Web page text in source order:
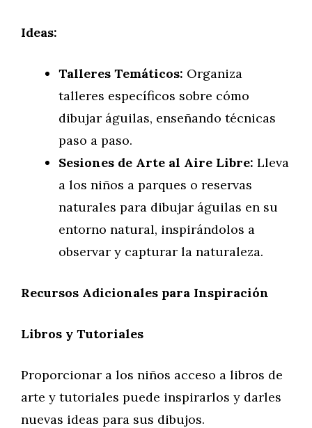
Ideas:
Talleres Temáticos: Organiza
talleres específicos sobre cómo
dibujar águilas, enseñando técnicas
paso a paso.
Sesiones de Arte al Aire Libre: Lleva
a los niños a parques o reservas
naturales para dibujar águilas en su
entorno natural, inspirándolos a
observar y capturar la naturaleza.
Recursos Adicionales para Inspiración
Libros y Tutoriales
Proporcionar a los niños acceso a libros de
arte y tutoriales puede inspirarlos y darles
nuevas ideas para sus dibujos.